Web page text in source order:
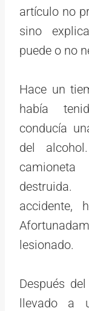
artículo no
sino
puede o no
Hace un
había
conducía
del
camioneta
accidente,
lesionado.
Después
llevado a